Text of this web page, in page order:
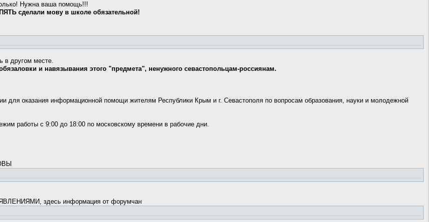
Нужна ваша помощь!!!
сделали мову в школе обязательной!
в другом месте.
и навязывания этого "предмета", ненужного севастопольцам-россиянам.
для оказания информационной помощи жителям Республики Крым и г. Севастополя по вопросам образования, науки и молодежной
работы с 9:00 до 18:00 по московскому времени в рабочие дни.
здесь информация от форумчан